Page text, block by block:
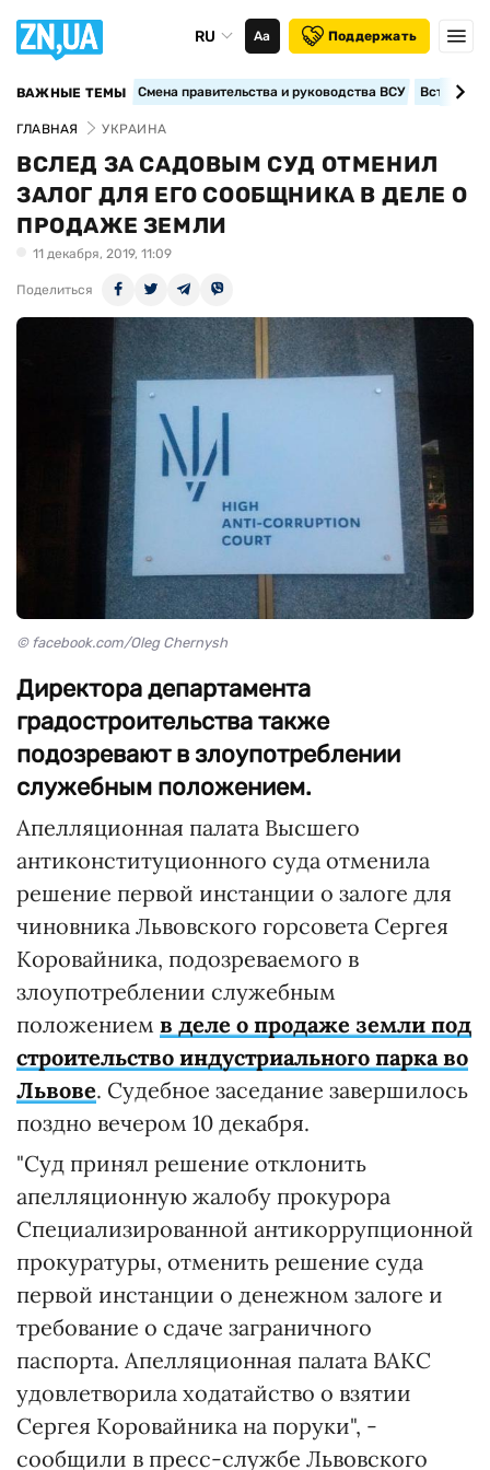
RU Аа Поддержать
ВАЖНЫЕ ТЕМЫ Смена правительства и руководства ВСУ
ГЛАВНАЯ УКРАИНА
ВСЛЕД ЗА САДОВЫМ СУД ОТМЕНИЛ
ЗАЛОГ ДЛЯ ЕГО СООБЩНИКА В ДЕЛЕ О
ПРОДАЖЕ ЗЕМЛИ
11 декабря, 2019, 11:09
Поделиться
© facebook.com/Oleg Chernysh
Директора департамента
градостроительства также
подозревают в злоупотреблении
служебным положением.
Апелляционная палата Высшего
антиконституционного суда отменила
решение первой инстанции о залоге для
чиновника Львовского горсовета Сергея
Коровайника, подозреваемого в
злоупотреблении служебным
положением в деле о продаже земли под
строительство индустриального парка во
Львове. Судебное заседание завершилось
поздно вечером 10 декабря.
"Суд принял решение отклонить
апелляционную жалобу прокурора
Специализированной антикоррупционной
прокуратуры, отменить решение суда
первой инстанции о денежном залоге и
требование о сдаче заграничного
паспорта. Апелляционная палата ВАКС
удовлетворила ходатайство о взятии
Сергея Коровайника на поруки", -
сообщили в пресс-службе Львовского